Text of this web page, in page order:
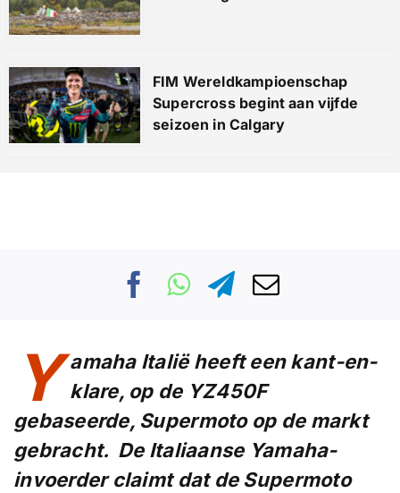
FIM Wereldkampioenschap
Supercross begint aan vijfde
seizoen in Calgary
Y amaha Italië heeft een kant-en-
klare, op de YZ450F
gebaseerde, Supermoto op de markt
gebracht. De Italiaanse Yamaha-
invoerder claimt dat de Supermoto